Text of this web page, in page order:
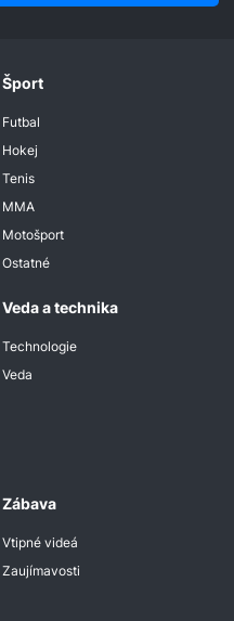
Šport
Futbal
Hokej
Tenis
MMA
Motošport
Ostatné
Veda a technika
Technologie
Veda
Zábava
Vtipné videá
Zaujímavosti